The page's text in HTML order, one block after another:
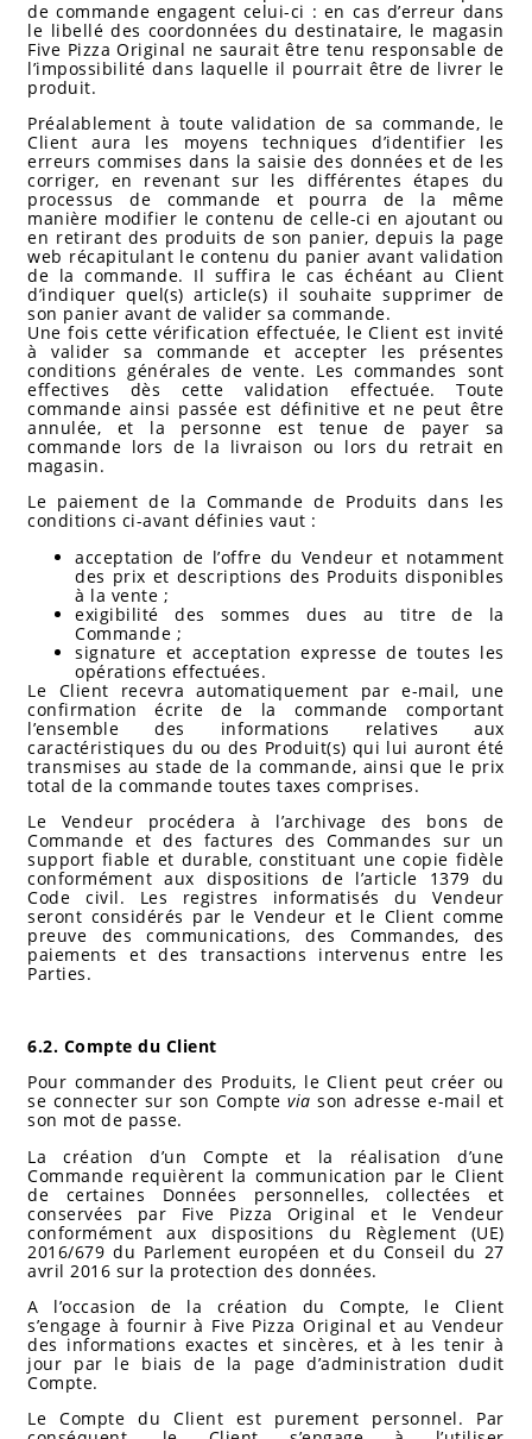
de commande engagent celui-ci : en cas d’erreur dans
le libellé des coordonnées du destinataire, le magasin
Five Pizza Original ne saurait être tenu responsable de
l’impossibilité dans laquelle il pourrait être de livrer le
produit.
Préalablement à toute validation de sa commande, le
Client aura les moyens techniques d’identifier les
erreurs commises dans la saisie des données et de les
corriger, en revenant sur les différentes étapes du
processus de commande et pourra de la même
manière modifier le contenu de celle-ci en ajoutant ou
en retirant des produits de son panier, depuis la page
web récapitulant le contenu du panier avant validation
de la commande. Il suffira le cas échéant au Client
d’indiquer quel(s) article(s) il souhaite supprimer de
son panier avant de valider sa commande.
Une fois cette vérification effectuée, le Client est invité
à valider sa commande et accepter les présentes
conditions générales de vente. Les commandes sont
effectives dès cette validation effectuée. Toute
commande ainsi passée est définitive et ne peut être
annulée, et la personne est tenue de payer sa
commande lors de la livraison ou lors du retrait en
magasin.
Le paiement de la Commande de Produits dans les
conditions ci-avant définies vaut :
acceptation de l’offre du Vendeur et notamment
des prix et descriptions des Produits disponibles
à la vente ;
exigibilité des sommes dues au titre de la
Commande ;
signature et acceptation expresse de toutes les
opérations effectuées.
Le Client recevra automatiquement par e-mail, une
confirmation écrite de la commande comportant
l’ensemble des informations relatives aux
caractéristiques du ou des Produit(s) qui lui auront été
transmises au stade de la commande, ainsi que le prix
total de la commande toutes taxes comprises.
Le Vendeur procédera à l’archivage des bons de
Commande et des factures des Commandes sur un
support fiable et durable, constituant une copie fidèle
conformément aux dispositions de l’article 1379 du
Code civil. Les registres informatisés du Vendeur
seront considérés par le Vendeur et le Client comme
preuve des communications, des Commandes, des
paiements et des transactions intervenus entre les
Parties.
6.2. Compte du Client
Pour commander des Produits, le Client peut créer ou
se connecter sur son Comptevia son adresse e-mail et
son mot de passe.
La création d’un Compte et la réalisation d’une
Commande requièrent la communication par le Client
de certaines Données personnelles, collectées et
conservées par Five Pizza Original et le Vendeur
conformément aux dispositions du Règlement (UE)
2016/679 du Parlement européen et du Conseil du 27
avril 2016 sur la protection des données.
A l’occasion de la création du Compte, le Client
s’engage à fournir à Five Pizza Original et au Vendeur
des informations exactes et sincères, et à les tenir à
jour par le biais de la page d’administration dudit
Compte.
Le Compte du Client est purement personnel. Par